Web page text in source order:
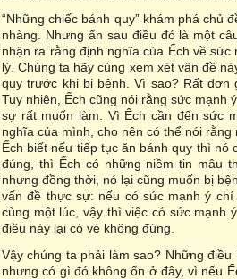
“Những chiếc bánh quy” khám phá chủ
nhàng. Nhưng ẩn sau điều đó là một
nhận ra rằng định nghĩa của Ếch về
lý. Chúng ta hãy cùng xem xét vấn đề
quy trước khi bị bệnh. Vì sao? Rất đơn
Tuy nhiên, Ếch cũng nói rằng sức mạnh
sự rất muốn làm. Vì Ếch cần đến sức
nghĩa của mình, cho nên có thể nói
Ếch biết nếu tiếp tục ăn bánh quy thì nó
đúng, thì Ếch có những niềm tin mâu
nhưng đồng thời, nó lại cũng muốn bị
vấn đề thực sự: nếu có sức mạnh ý
cùng một lúc, vậy thì việc có sức mạnh
điều này lại có vẻ không đúng.
Vậy chúng ta phải làm sao? Những
nhưng có gì đó không ổn ở đây, vì nếu